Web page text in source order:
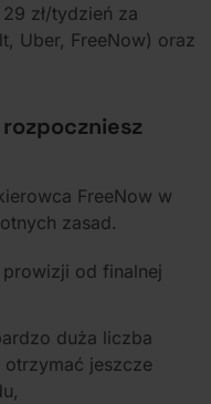
zł/tydzień za
Uber, FreeNow) oraz
FreeNow w
zasad.
od finalnej
duża liczba
jeszcze